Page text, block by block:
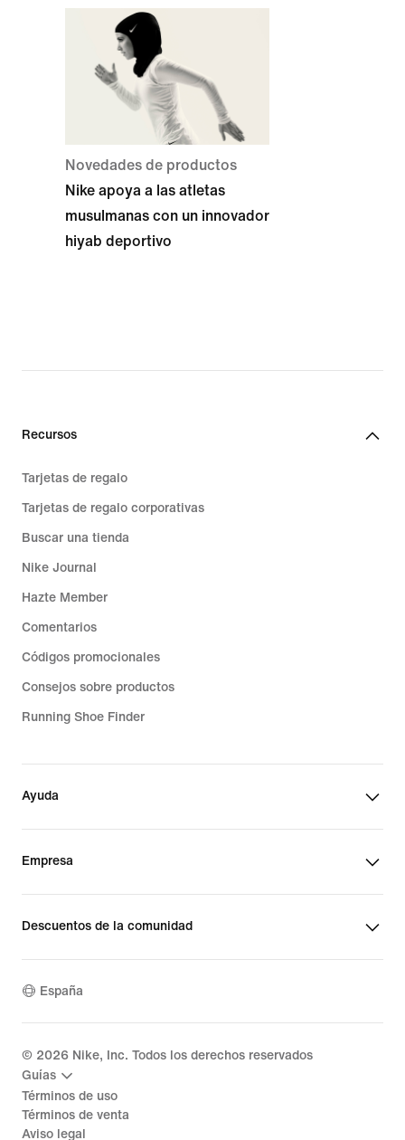
Novedades de productos
Nike apoya a las atletas
musulmanas con un innovador
hiyab deportivo
Recursos
Tarjetas de regalo
Tarjetas de regalo corporativas
Buscar una tienda
Nike Journal
Hazte Member
Comentarios
Códigos promocionales
Consejos sobre productos
Running Shoe Finder
Ayuda
Empresa
Descuentos de la comunidad
España
© 2026 Nike, Inc. Todos los derechos reservados
Guías
Términos de uso
Términos de venta
Aviso legal